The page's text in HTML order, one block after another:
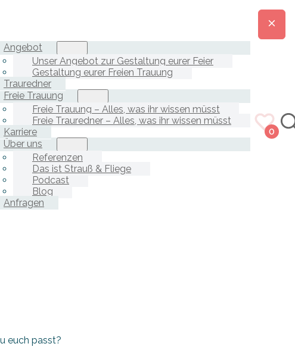
Angebot
Unser Angebot zur Gestaltung eurer Feier
Gestaltung eurer Freien Trauung
Trauredner
Freie Trauung
Freie Trauung – Alles, was ihr wissen müsst
Freie Trauredner – Alles, was ihr wissen müsst
Karriere
Über uns
Referenzen
Das ist Strauß & Fliege
Podcast
Blog
Anfragen
0
euch passt?